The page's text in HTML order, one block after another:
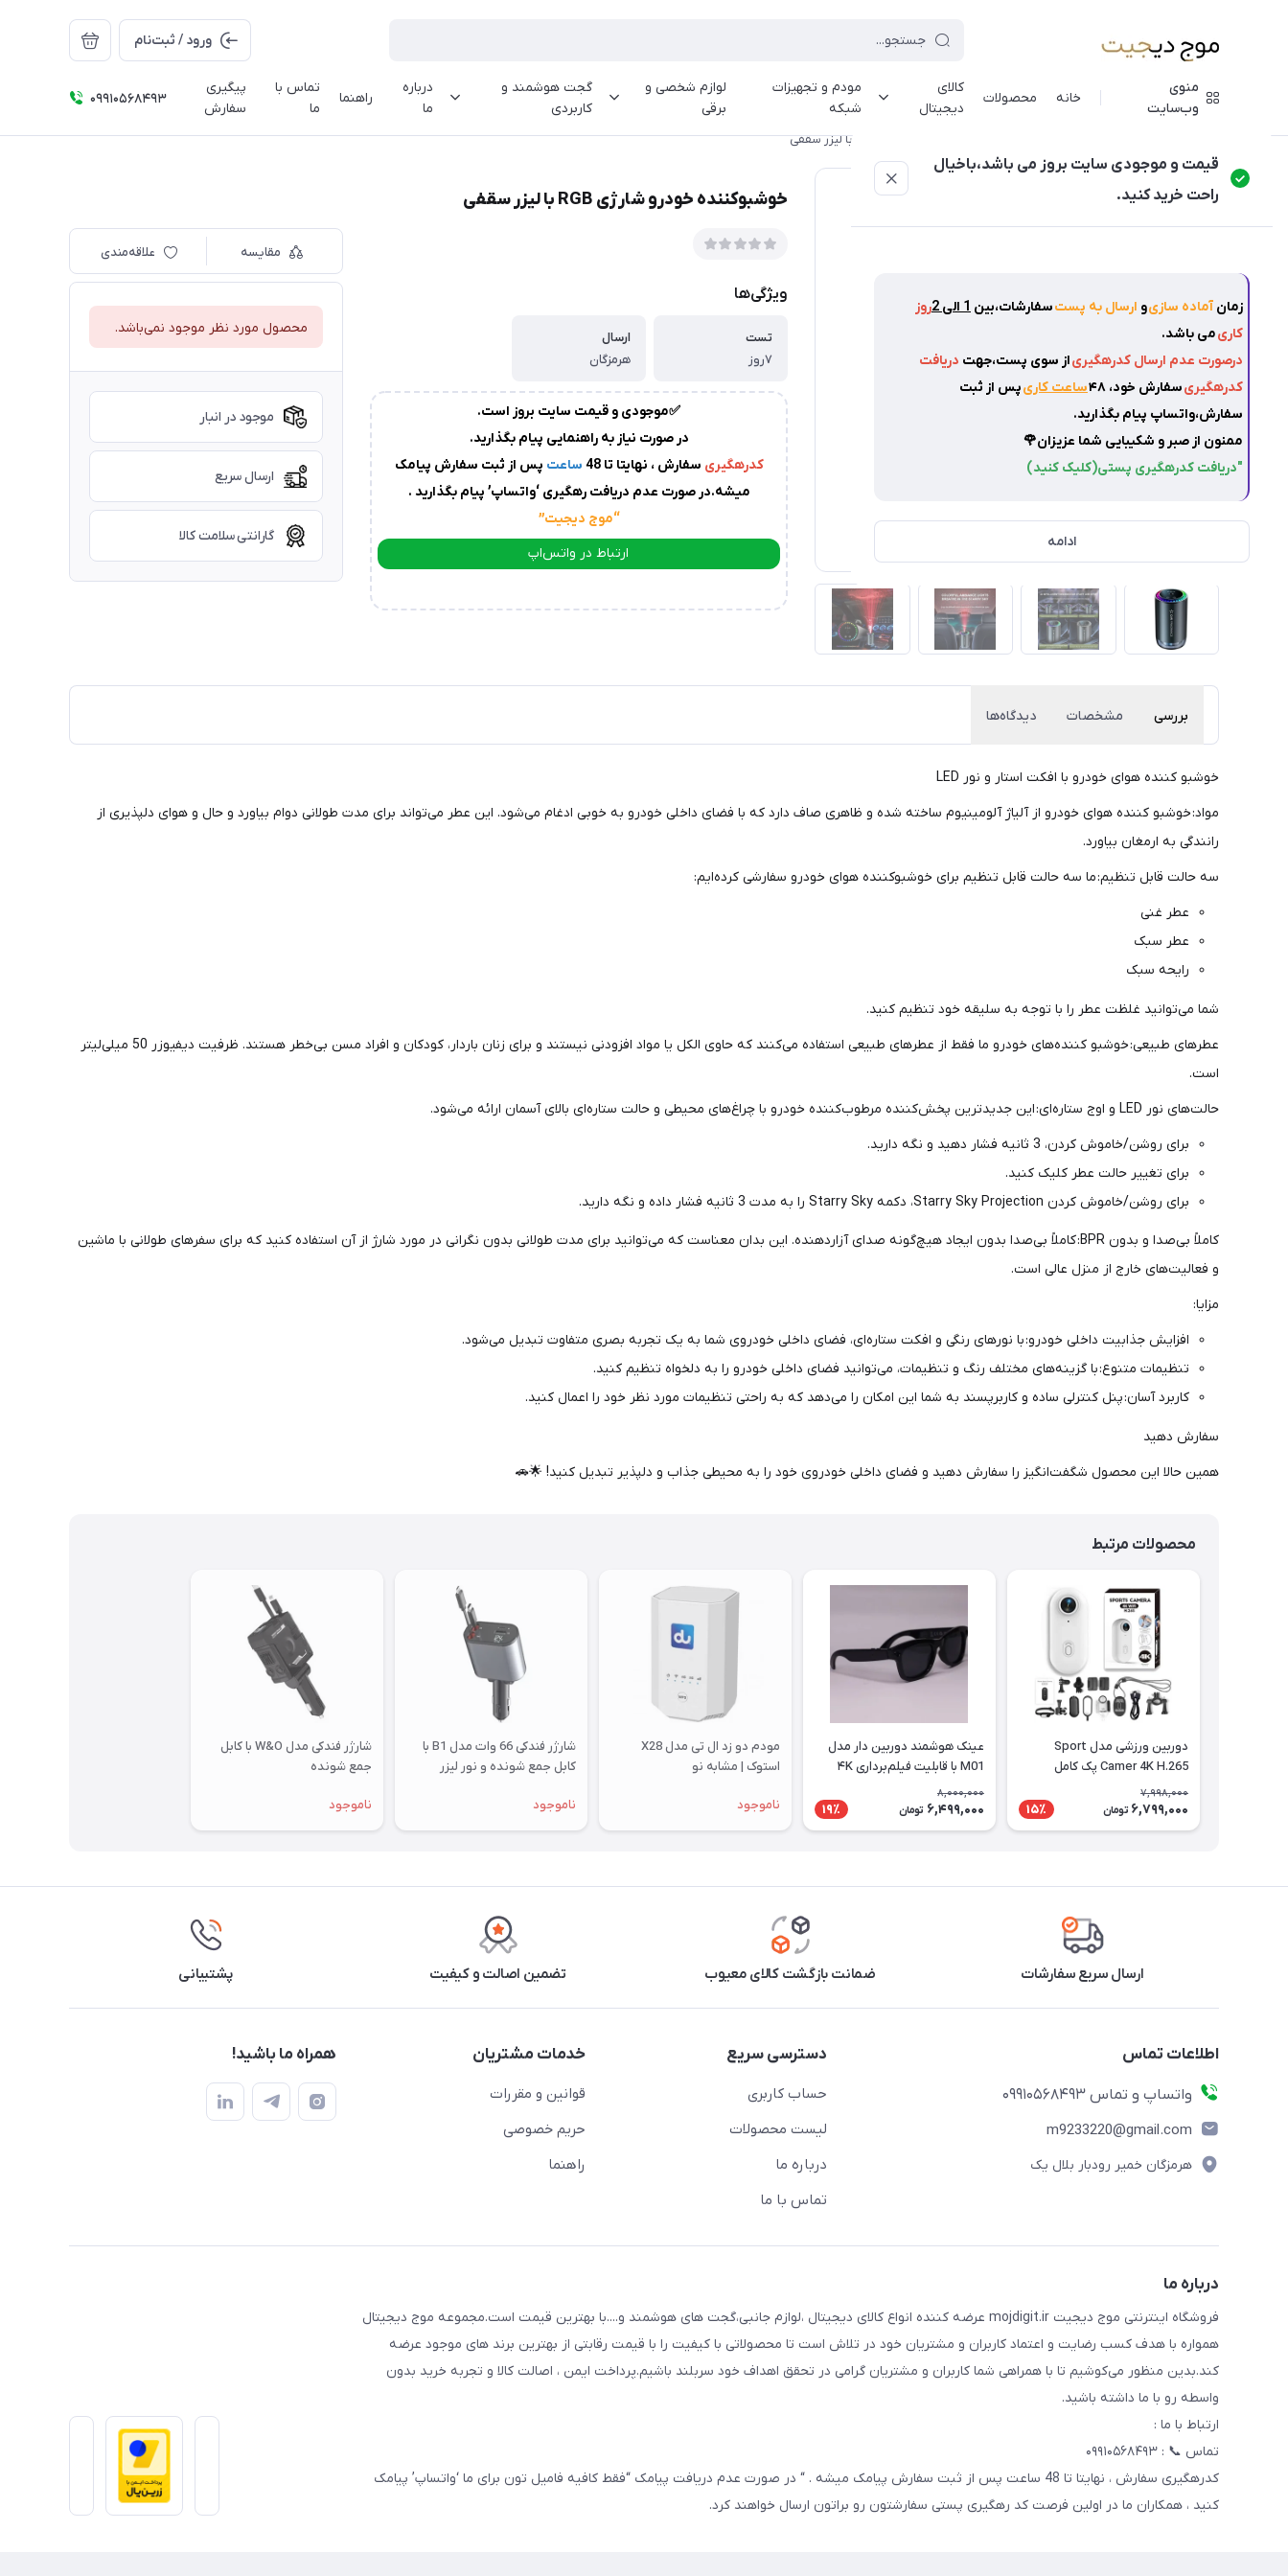
ورود / ثبت‌نام
منوی
وب‌سایت
خانه محصولات
کالای
دیجیتال
مودم و تجهیزات
شبکه
لوازم شخصی و
برقی
گجت هوشمند و
کاربردی
درباره
ما
راهنما
تماس با
ما
پیگیری
سفارش
09910568493
قیمت و موجودی سایت بروز می باشد،باخیال
راحت خرید کنید.
زمان آماده سازیو ارسال به پستسفارشات،بین 1 الی 2
روز
کاریمی باشد.
درصورت عدم ارسال کدرهگیریاز سوی پست،جهت دریافت
کدرهگیریسفارش خود، ۴۸ ساعت کاریپس از ثبت
سفارش،واتساپ پیام بگذارید.
ممنون از صبر و شکیبایی شما عزیزان🌹
"دریافت کدرهگیری پستی(کلیک کنید)
ادامه
خوشبوکننده خودرو شارژی RGB با لیزر سقفی
ویژگی‌ها
تست
۷روز
ارسال
هرمزگان
✅موجودی و قیمت سایت بروز است.
در صورت نیاز به راهنمایی پیام بگذارید.
کدرهگیری سفارش ، نهایتا تا 48 ساعت پس از ثبت سفارش پیامک
میشه.در صورت عدم دریافت رهگیری ‘واتساپ’ پیام بگذارید .
“موج دیجیت”
ارتباط در واتس‌اپ
مقایسه علاقه‌مندی
محصول مورد نظر موجود نمی‌باشد.
موجود در انبار
ارسال سریع
گارانتی سلامت کالا
بررسی مشخصات دیدگاه‌ها
خوشبو کننده هوای خودرو با افکت استار و نور LED
مواد: خوشبو کننده هوای خودرو از آلیاژ آلومینیوم ساخته شده و ظاهری صاف دارد که با فضای داخلی خودرو به خوبی ادغام می‌شود. این عطر می‌تواند برای مدت طولانی دوام بیاورد و حال و هوای دلپذیری از
رانندگی به ارمغان بیاورد.
سه حالت قابل تنظیم: ما سه حالت قابل تنظیم برای خوشبوکننده هوای خودرو سفارشی کرده‌ایم:
عطر غنی
عطر سبک
رایحه سبک
شما می‌توانید غلظت عطر را با توجه به سلیقه خود تنظیم کنید.
عطرهای طبیعی: خوشبو کننده‌های خودرو ما فقط از عطرهای طبیعی استفاده می‌کنند که حاوی الکل یا مواد افزودنی نیستند و برای زنان باردار، کودکان و افراد مسن بی‌خطر هستند. ظرفیت دیفیوزر 50 میلی‌لیتر
است.
حالت‌های نور LED و اوج ستاره‌ای: این جدیدترین پخش‌کننده مرطوب‌کننده خودرو با چراغ‌های محیطی و حالت ستاره‌ای بالای آسمان ارائه می‌شود.
برای روشن/خاموش کردن، 3 ثانیه فشار دهید و نگه دارید.
برای تغییر حالت عطر کلیک کنید.
برای روشن/خاموش کردن Starry Sky Projection، دکمه Starry Sky را به مدت 3 ثانیه فشار داده و نگه دارید.
کاملاً بی‌صدا و بدون BPR: کاملاً بی‌صدا بدون ایجاد هیچ‌گونه صدای آزاردهنده. این بدان معناست که می‌توانید برای مدت طولانی بدون نگرانی در مورد شارژ از آن استفاده کنید که برای سفرهای طولانی با ماشین
و فعالیت‌های خارج از منزل عالی است.
مزایا:
افزایش جذابیت داخلی خودرو: با نورهای رنگی و افکت ستاره‌ای، فضای داخلی خودروی شما به یک تجربه بصری متفاوت تبدیل می‌شود.
تنظیمات متنوع: با گزینه‌های مختلف رنگ و تنظیمات، می‌توانید فضای داخلی خودرو را به دلخواه تنظیم کنید.
کاربرد آسان: پنل کنترلی ساده و کاربرپسند به شما این امکان را می‌دهد که به راحتی تنظیمات مورد نظر خود را اعمال کنید.
سفارش دهید
همین حالا این محصول شگفت‌انگیز را سفارش دهید و فضای داخلی خودروی خود را به محیطی جذاب و دلپذیر تبدیل کنید! 🌟🚗
محصولات مرتبط
دوربین ورزشی مدل Sport
Camer 4K H.265 پک کامل
7,998,000
6,799,000 تومان 15٪
عینک هوشمند دوربین دار مدل
M01 با قابلیت فیلم‌برداری ۴K
8,000,000
6,499,000 تومان 19٪
مودم دو زد ال تی مدل X28
استوک | مشابه نو
ناموجود
شارژر فندکی 66 وات مدل B1 با
کابل جمع شونده و نور لیزر
ناموجود
شارژر فندکی مدل W&O با کابل
جمع شونده
ناموجود
ارسال سریع سفارشات ضمانت بازگشت کالای معیوب تضمین اصالت و کیفیت پشتیبانی
اطلاعات تماس
واتساپ و تماس 09910568493
m9233220@gmail.com
هرمزگان خمیر رودبار بلال یک
دسترسی سریع
حساب کاربری
لیست محصولات
درباره ما
تماس با ما
خدمات مشتریان
قوانین و مقررات
حریم خصوصی
راهنما
همراه ما باشید!
درباره ما
فروشگاه اینترنتی موج دیجیت mojdigit.ir عرضه کننده انواع کالای دیجیتال ،لوازم جانبی،گجت های هوشمند و....با بهترین قیمت است.مجموعه موج دیجیتال
همواره با هدف کسب رضایت و اعتماد کاربران و مشتریان خود در تلاش است تا محصولاتی با کیفیت را با قیمت رقابتی از بهترین برند های موجود عرضه
کند.بدین منظور می‌کوشیم تا با همراهی شما کاربران و مشتریان گرامی در تحقق اهداف خود سربلند باشیم.پرداخت ایمن ، اصالت کالا و تجربه خرید بدون
واسطه رو با ما داشته باشید.
ارتباط با ما :
تماس 📞 : ۰۹۹۱۰۵۶۸۴۹۳
کدرهگیری سفارش ، نهایتا تا 48 ساعت پس از ثبت سفارش پیامک میشه . “ در صورت عدم دریافت پیامک “فقط کافیه فامیل تون برای ما ‘واتساپ’ پیامک
کنید ، همکاران ما در اولین فرصت کد رهگیری پستی سفارشتون رو براتون ارسال خواهند کرد.